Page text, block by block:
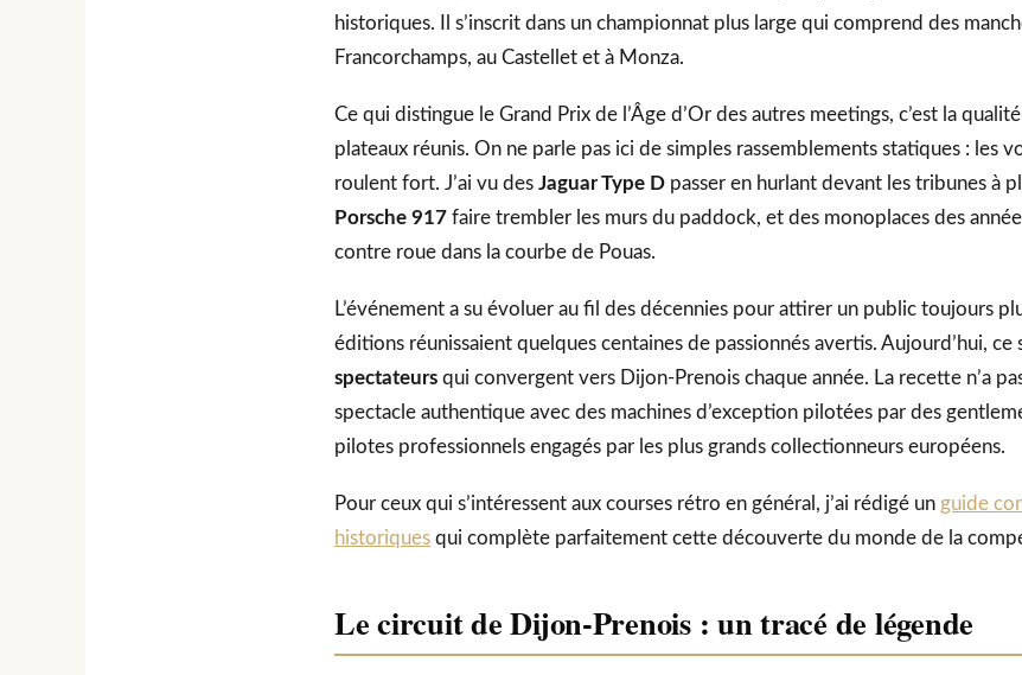
historiques. Il s’inscrit dans un championnat plus large qui comprend des
Francorchamps, au Castellet et à Monza.
Ce qui distingue le Grand Prix de l’Âge d’Or des autres meetings, c’est la
plateaux réunis. On ne parle pas ici de simples rassemblements statiques : les
roulent fort. J’ai vu des Jaguar Type D passer en hurlant devant les tribunes à
Porsche 917 faire trembler les murs du paddock, et des monoplaces des
contre roue dans la courbe de Pouas.
L’événement a su évoluer au fil des décennies pour attirer un public toujours
éditions réunissaient quelques centaines de passionnés avertis. Aujourd’hui, ce
spectateurs qui convergent vers Dijon-Prenois chaque année. La recette n’a
spectacle authentique avec des machines d’exception pilotées par des
pilotes professionnels engagés par les plus grands collectionneurs européens.
Pour ceux qui s’intéressent aux courses rétro en général, j’ai rédigé un guide
historiques qui complète parfaitement cette découverte du monde de la
Le circuit de Dijon-Prenois : un tracé de légende